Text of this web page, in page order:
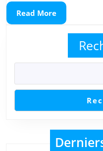
Read MoreRead
More